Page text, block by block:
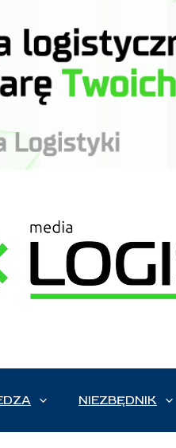
NIEZBĘDNIK